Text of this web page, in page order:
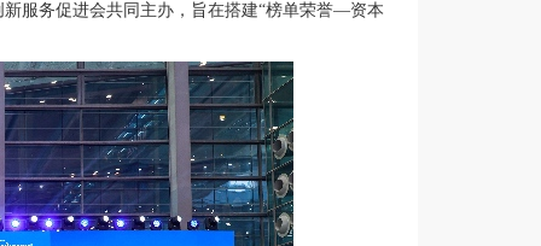
服务促进会共同主办，旨在搭建“榜单荣誉—资本